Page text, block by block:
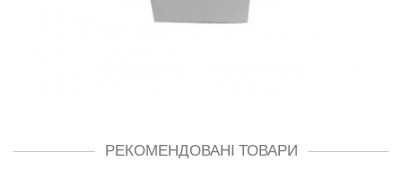
РЕКОМЕНДОВАНІ ТОВАРИ